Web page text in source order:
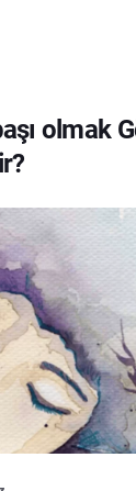
olmak